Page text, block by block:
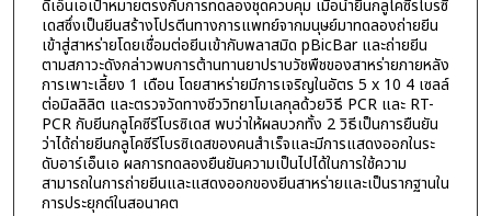
ดีเอ็นเอเป้าหมายตรงกับการทดลองชุดควบคุม เมื่อนำยีนกลูโคซีรโบรซิ
เดสซึ่งเป็นยีนสร้างโปรตีนทางการแพทย์จากมนุษย์มาทดลองถ่ายยีน
เข้าสู่สาหร่ายโดยเชื่อมต่อยีนเข้ากับพลาสมิด pBicBar และถ่ายยีน
ตามสภาวะดังกล่าวพบการต้านทานยาปราบวัชพืชของสาหร่ายภายหลัง
การเพาะเลี้ยง 1 เดือน โดยสาหร่ายมีการเจริญในอัตร 5 x 10 4 เซลล์
ต่อมิลลิลิต และตรวจวัดทางชีววิทยาโมเลกุลด้วยวิธี PCR และ RT-
PCR กับยีนกลูโคซีรีโบรซิเดส พบว่าให้ผลบวกทั้ง 2 วิธีเป็นการยืนยัน
ว่าได้ถ่ายยีนกลูโคซีรีโบรซิเดสของคนสำเร็จและมีการแสดงออกในระ
ดับอาร์เอ็นเอ ผลการทดลองยืนยันความเป็นไปได้ในการใช้ความ
สามารถในการถ่ายยีนและแสดงออกของยีนสาหร่ายและเป็นรากฐานใน
การประยุกต์ในสอนาคต